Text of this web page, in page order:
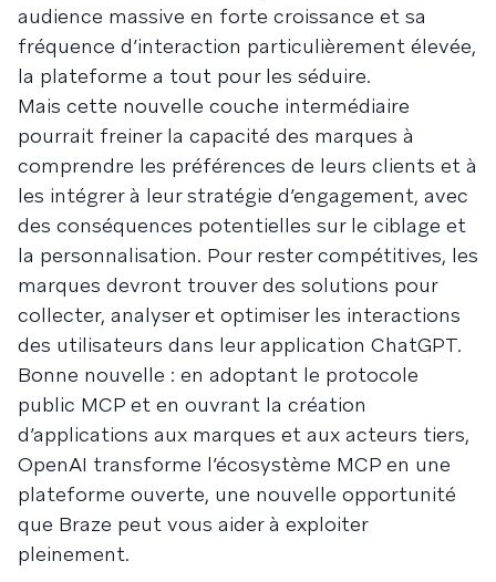
audience massive en forte croissance et sa
fréquence d’interaction particulièrement élevée,
la plateforme a tout pour les séduire.
Mais cette nouvelle couche intermédiaire
pourrait freiner la capacité des marques à
comprendre les préférences de leurs clients et à
les intégrer à leur stratégie d’engagement, avec
des conséquences potentielles sur le ciblage et
la personnalisation. Pour rester compétitives, les
marques devront trouver des solutions pour
collecter, analyser et optimiser les interactions
des utilisateurs dans leur application ChatGPT.
Bonne nouvelle : en adoptant le protocole
public MCP et en ouvrant la création
d’applications aux marques et aux acteurs tiers,
OpenAI transforme l’écosystème MCP en une
plateforme ouverte, une nouvelle opportunité
que Braze peut vous aider à exploiter
pleinement.